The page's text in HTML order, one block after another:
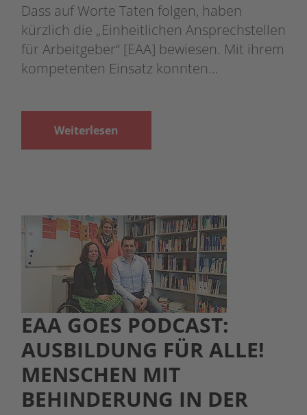
Dass auf Worte Taten folgen, haben
kürzlich die „Einheitlichen Ansprechstellen
für Arbeitgeber“ [EAA] bewiesen. Mit ihrem
kompetenten Einsatz konnten…
Weiterlesen
EAA GOES PODCAST:
AUSBILDUNG FÜR ALLE!
MENSCHEN MIT
BEHINDERUNG IN DER